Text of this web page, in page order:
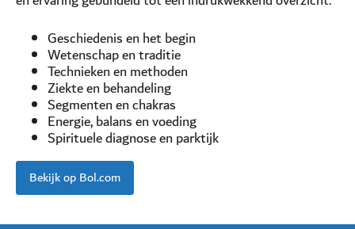
Geschiedenis en het begin
Wetenschap en traditie
Technieken en methoden
Ziekte en behandeling
Segmenten en chakras
Energie, balans en voeding
Spirituele diagnose en parktijk
Bekijk op Bol.com